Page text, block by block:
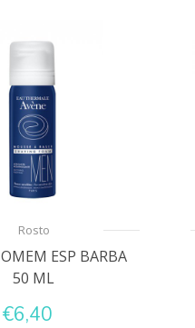
Rosto
ESP BARBA
50 ML
€6,40